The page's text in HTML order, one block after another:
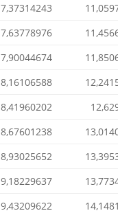
7,37314243
7,63778976
7,90044674
8,16106588
8,41960202
8,67601238
8,93025652
9,18229637
9,43209622